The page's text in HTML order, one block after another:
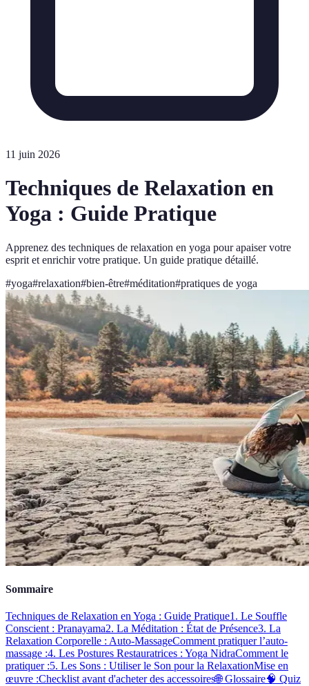
11 juin 2026
Techniques de Relaxation en
Yoga : Guide Pratique
Apprenez des techniques de relaxation en yoga pour apaiser votre
esprit et enrichir votre pratique. Un guide pratique détaillé.
#yoga#relaxation#bien-être#méditation#pratiques de yoga
Sommaire
Techniques de Relaxation en Yoga : Guide Pratique1. Le Souffle
Conscient : Pranayama2. La Méditation : État de Présence3. La
Relaxation Corporelle : Auto-MassageComment pratiquer l’auto-
massage :4. Les Postures Restauratrices : Yoga NidraComment le
pratiquer :5. Les Sons : Utiliser le Son pour la RelaxationMise en
œuvre :Checklist avant d'acheter des accessoires🌐 Glossaire🧠 Quiz